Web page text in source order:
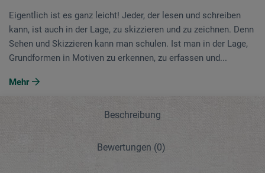
Eigentlich ist es ganz leicht! Jeder, der lesen und schreiben
kann, ist auch in der Lage, zu skizzieren und zu zeichnen. Denn
Sehen und Skizzieren kann man schulen. Ist man in der Lage,
Grundformen in Motiven zu erkennen, zu erfassen und...
Mehr
Beschreibung
Bewertungen (0)